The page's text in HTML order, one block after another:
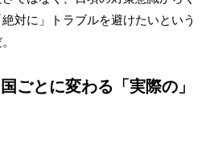
対に」トラブルを避けたいという
ごとに変わる「実際の」